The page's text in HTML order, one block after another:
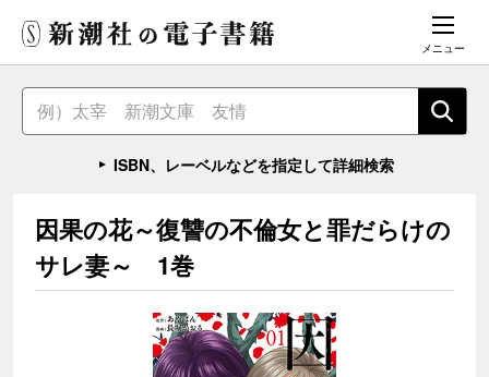
メニュー
ISBN、レーベルなどを指定して詳細検索
因果の花～復讐の不倫女と罪だらけの
サレ妻～ 1巻